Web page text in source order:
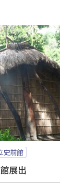
史前館
展出